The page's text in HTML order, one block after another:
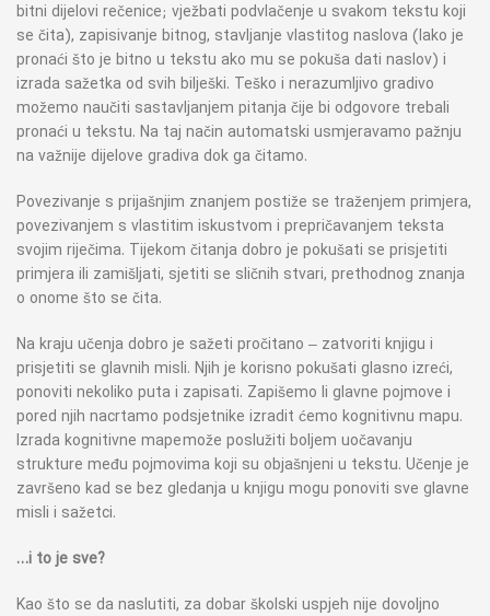
bitni dijelovi rečenice; vježbati podvlačenje u svakom tekstu koji
se čita), zapisivanje bitnog, stavljanje vlastitog naslova (lako je
pronaći što je bitno u tekstu ako mu se pokuša dati naslov) i
izrada sažetka od svih bilješki. Teško i nerazumljivo gradivo
možemo naučiti sastavljanjem pitanja čije bi odgovore trebali
pronaći u tekstu. Na taj način automatski usmjeravamo pažnju
na važnije dijelove gradiva dok ga čitamo.
Povezivanje s prijašnjim znanjem postiže se traženjem primjera,
povezivanjem s vlastitim iskustvom i prepričavanjem teksta
svojim riječima. Tijekom čitanja dobro je pokušati se prisjetiti
primjera ili zamišljati, sjetiti se sličnih stvari, prethodnog znanja
o onome što se čita.
Na kraju učenja dobro je sažeti pročitano – zatvoriti knjigu i
prisjetiti se glavnih misli. Njih je korisno pokušati glasno izreći,
ponoviti nekoliko puta i zapisati. Zapišemo li glavne pojmove i
pored njih nacrtamo podsjetnike izradit ćemo kognitivnu mapu.
Izrada kognitivne mape može poslužiti boljem uočavanju
strukture među pojmovima koji su objašnjeni u tekstu. Učenje je
završeno kad se bez gledanja u knjigu mogu ponoviti sve glavne
misli i sažetci.
…i to je sve?
Kao što se da naslutiti, za dobar školski uspjeh nije dovoljno